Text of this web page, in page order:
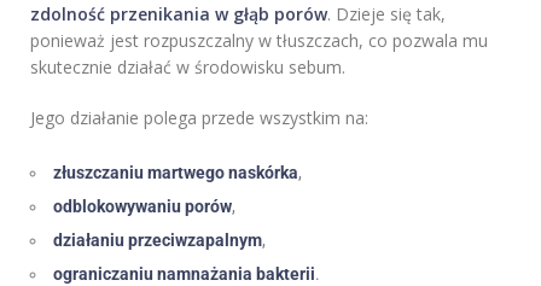
zdolność przenikania w głąb porów. Dzieje się tak,
ponieważ jest rozpuszczalny w tłuszczach, co pozwala mu
skutecznie działać w środowisku sebum.
Jego działanie polega przede wszystkim na:
złuszczaniu martwego naskórka,
odblokowywaniu porów,
działaniu przeciwzapalnym,
ograniczaniu namnażania bakterii.